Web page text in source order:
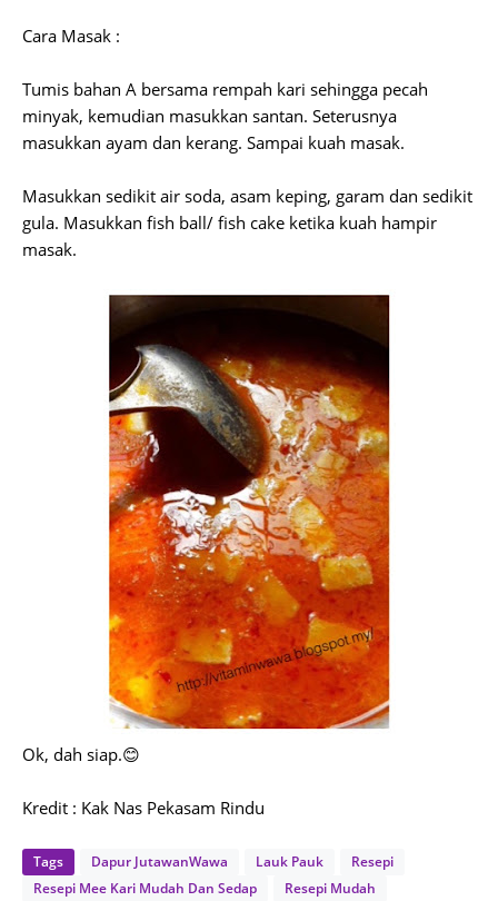
Cara Masak :
Tumis bahan A bersama rempah kari sehingga pecah
minyak, kemudian masukkan santan. Seterusnya
masukkan ayam dan kerang. Sampai kuah masak.
Masukkan sedikit air soda, asam keping, garam dan sedikit
gula. Masukkan fish ball/ fish cake ketika kuah hampir
masak.
Ok, dah siap.😊
Kredit : Kak Nas Pekasam Rindu
Tags Dapur JutawanWawa Lauk Pauk
Resepi
Resepi Mee Kari Mudah Dan Sedap
Resepi Mudah